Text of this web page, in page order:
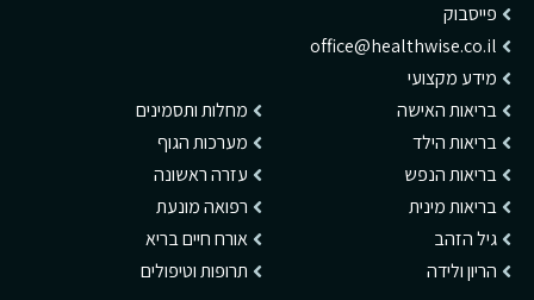
פייסבוק
office@healthwise.co.il
מידע מקצועי
בריאות האישה
בריאות הילד
בריאות הנפש
בריאות מינית
גיל הזהב
הריון ולידה
מחלות ותסמינים
מערכות הגוף
עזרה ראשונה
רפואה מונעת
אורח חיים בריא
תרופות וטיפולים